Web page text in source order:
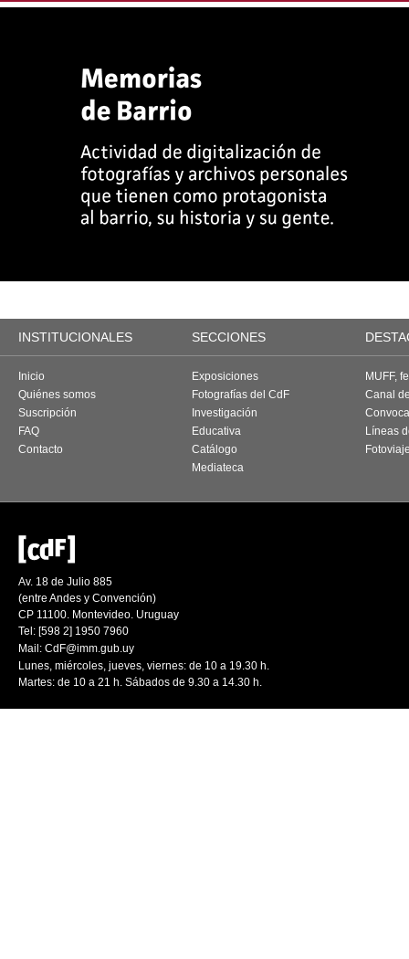
INSTITUCIONALES SECCIONES
Inicio
Quiénes somos
Suscripción
FAQ
Contacto
Exposiciones
Fotografías del CdF
Investigación
Educativa
Catálogo
Mediateca
MUFF,
Canal
Líneas
Av. 18 de Julio 885
(entre Andes y Convención)
CP 11100. Montevideo. Uruguay
Tel: [598 2] 1950 7960
Mail: CdF@imm.gub.uy
Lunes, miércoles, jueves, viernes: de 10 a 19.30 h.
Martes: de 10 a 21 h. Sábados de 9.30 a 14.30 h.